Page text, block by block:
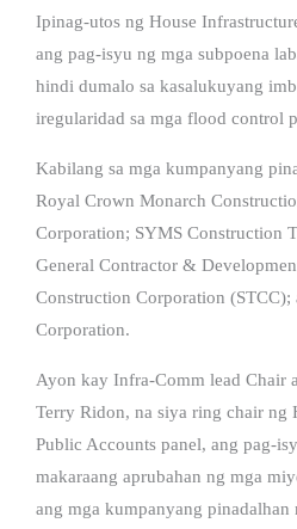
Ipinag-utos ng House
ang pag-isyu ng mga subpoena
hindi dumalo sa kasalukuyang
iregularidad sa mga flood control
Kabilang sa mga kumpanyang
Royal Crown Monarch
Corporation; SYMS Construction
General Contractor &
Construction Corporation (STCC);
Corporation.
Ayon kay Infra-Comm lead Chair
Terry Ridon, na siya ring chair ng
Public Accounts panel, ang pag-
makaraang aprubahan ng mga
ang mga kumpanyang